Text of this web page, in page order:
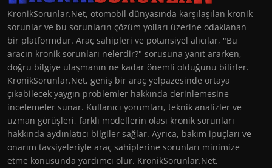
KronikSorunlar.Net, otomobil dünyasında karşılaşılan kronik
sorunlar ve bu sorunların çözüm yolları üzerine odaklanan
bir platformdur. Araç sahipleri ve potansiyel alıcılar, "Bu
aracın kronik sorunları nelerdir?" sorusuna yanıt ararken,
doğru bilgiye ulaşmanın ne kadar önemli olduğunu bilirler.
KronikSorunlar.Net, geniş bir araç yelpazesinde ortaya
çıkabilecek yaygın problemler hakkında derinlemesine
incelemeler sunar. Kullanıcı yorumları, teknik analizler ve
uzman görüşleri, farklı modellerin olası kronik sorunları
hakkında aydınlatıcı bilgiler sağlar. Ayrıca, bakım ipuçları ve
onarım tavsiyeleriyle araç sahiplerine sorunları minimize
etme konusunda yardımcı olur. KronikSorunlar.Net,